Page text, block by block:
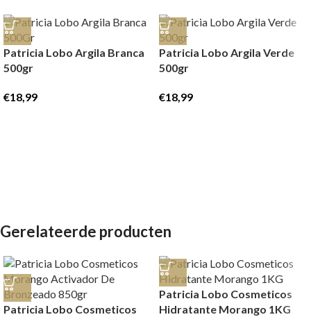
Patricia Lobo Argila Branca
500gr
€18,99
Patricia Lobo Argila Verde
500gr
€18,99
Gerelateerde producten
Patricia Lobo Cosmeticos
Patricia Lobo Cosmeticos
Hidratante Morango 1KG